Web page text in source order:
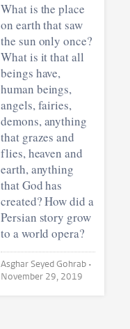
What is the place
on earth that saw
the sun only once?
What is it that all
beings have,
human beings,
angels, fairies,
demons, anything
that grazes and
flies, heaven and
earth, anything
that God has
created? How did a
Persian story grow
to a world opera?
Asghar Seyed Gohrab •
November 29, 2019